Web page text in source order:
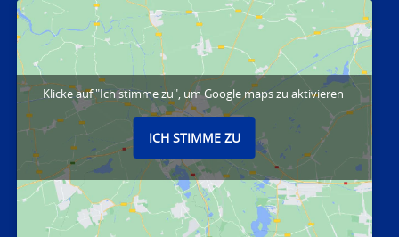
Klicke auf "Ich stimme zu", um Google maps zu aktivieren
ICH STIMME ZU